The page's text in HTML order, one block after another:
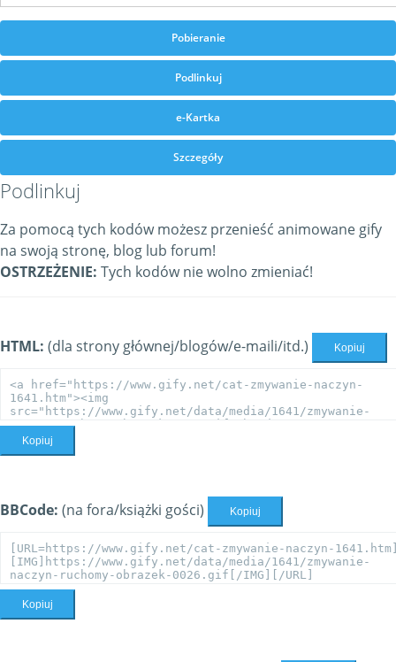
Pobieranie
Podlinkuj
e-Kartka
Szczegóły
Podlinkuj
Za pomocą tych kodów możesz przenieść animowane gify
na swoją stronę, blog lub forum!
OSTRZEŻENIE: Tych kodów nie wolno zmieniać!
HTML: (dla strony głównej/blogów/e-maili/itd.) Kopiuj
Kopiuj
BBCode: (na fora/książki gości) Kopiuj
Kopiuj